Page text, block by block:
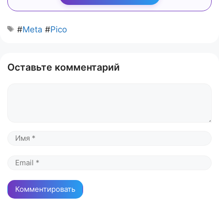
#Meta #Pico
Оставьте комментарий
Имя
Email